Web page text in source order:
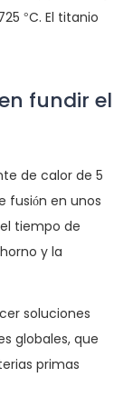
°C. El titanio
fundir el
de calor de 5
fusión en unos
tiempo de
y la
soluciones
globales, que
primas